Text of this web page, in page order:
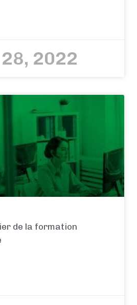
2022
de la formation